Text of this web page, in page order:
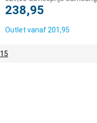
238,95
Outlet vanaf 201,95
15